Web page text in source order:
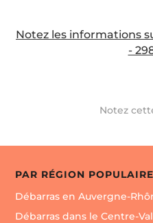
Notez les informations
-
Notez
PAR RÉGION POPULAIRE
Débarras en Auvergne-
Débarras dans le Centre-